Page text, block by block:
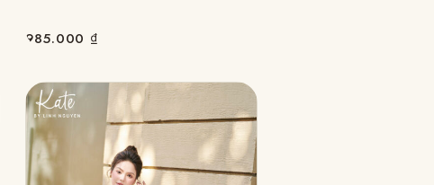
985.000 ₫